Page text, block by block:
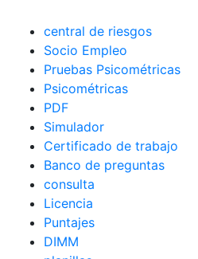
central de riesgos
Socio Empleo
Pruebas Psicométricas
Psicométricas
PDF
Simulador
Certificado de trabajo
Banco de preguntas
consulta
Licencia
Puntajes
DIMM